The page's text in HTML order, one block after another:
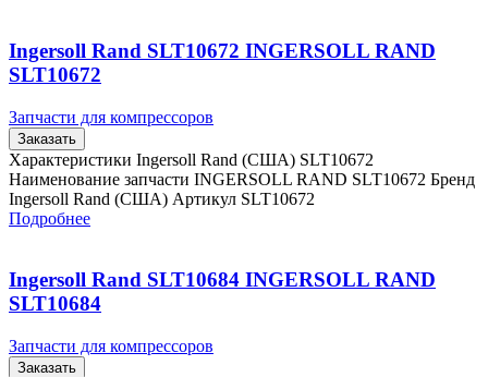
Ingersoll Rand SLT10672 INGERSOLL RAND
SLT10672
Запчасти для компрессоров
Заказать
Характеристики Ingersoll Rand (США) SLT10672
Наименование запчасти INGERSOLL RAND SLT10672 Бренд
Ingersoll Rand (США) Артикул SLT10672
Подробнее
Ingersoll Rand SLT10684 INGERSOLL RAND
SLT10684
Запчасти для компрессоров
Заказать